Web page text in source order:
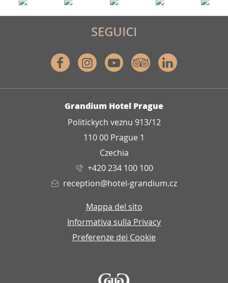
INDIRIZZOGrandium Hotel Prague
Politickych veznu 913/12
110 00 Prague 1
Czechia
+420 234 100 100
reception@hotel-grandium.cz
Mappa del sito
Informativa sulla Privacy
Preferenze dei Cookie
SEGUICI
FacebookInstagram
YoutubeTripadvisor
Linkedin